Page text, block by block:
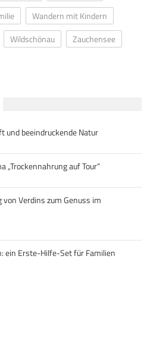
Wandern mit Kindern
Wildschönau
Zauchensee
und beeindruckende Natur
„Trockennahrung auf Tour“
Verdins zum Genuss im
ein Erste-Hilfe-Set für Familien